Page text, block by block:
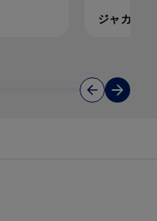
ジャカビ